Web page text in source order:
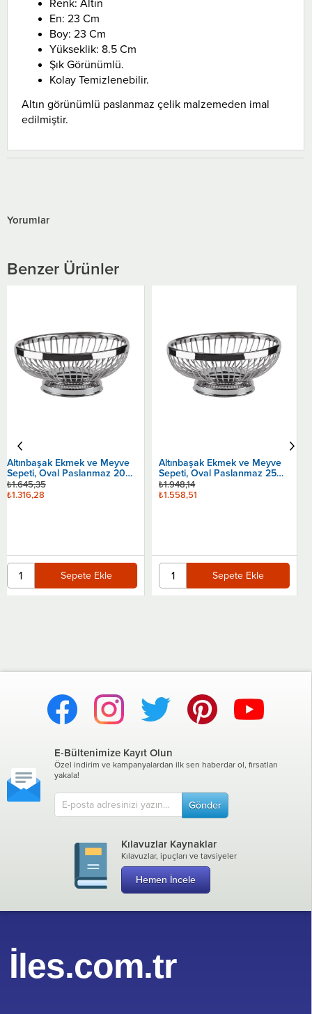
En: 23 Cm
Boy: 23 Cm
Yükseklik: 8.5 Cm
Şık Görünümlü.
Kolay Temizlenebilir.
Altın görünümlü paslanmaz çelik malzemeden imal
edilmiştir.
Yorumlar
Benzer Ürünler
Altınbaşak Ekmek ve Meyve
Sepeti, Oval Paslanmaz 25
Cm
₺1.558,51
₺1.948,14
Sepete Ekle
Altınbaşak Ekmek ve Meyve
Sepeti, Yuvarlak Paslanmaz
17 Cm
₺1.224,87
₺1.531,09
Sepete Ekle
E-Bültenimize Kayıt Olun
Özel indirim ve kampanyalardan ilk sen haberdar ol, fırsatları
yakala!
Gönder
Kılavuzlar Kaynaklar
Kılavuzlar, ipuçları ve tavsiyeler
Hemen İncele
İles.com.tr